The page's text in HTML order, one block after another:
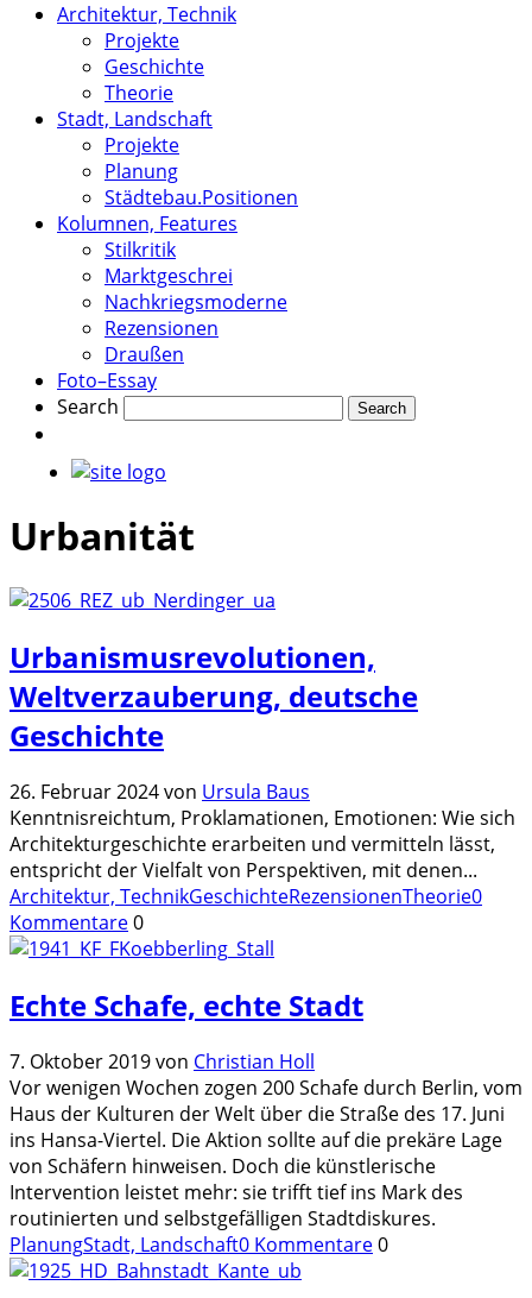
Architektur, Technik
Projekte
Geschichte
Theorie
Stadt, Landschaft
Projekte
Planung
Städtebau.Positionen
Kolumnen, Features
Stilkritik
Marktgeschrei
Nachkriegsmoderne
Rezensionen
Draußen
Foto–Essay
Search
Urbanität
Urbanismusrevolutionen,
Weltverzauberung, deutsche
Geschichte
26. Februar 2024von Ursula Baus
Kenntnisreichtum, Proklamationen, Emotionen: Wie sich
Architekturgeschichte erarbeiten und vermitteln lässt,
entspricht der Vielfalt von Perspektiven, mit denen...
Architektur, TechnikGeschichteRezensionenTheorie0
Kommentare0
Echte Schafe, echte Stadt
7. Oktober 2019von Christian Holl
Vor wenigen Wochen zogen 200 Schafe durch Berlin, vom
Haus der Kulturen der Welt über die Straße des 17. Juni
ins Hansa-Viertel. Die Aktion sollte auf die prekäre Lage
von Schäfern hinweisen. Doch die künstlerische
Intervention leistet mehr: sie trifft tief ins Mark des
routinierten und selbstgefälligen Stadtdiskures.
PlanungStadt, Landschaft0 Kommentare0